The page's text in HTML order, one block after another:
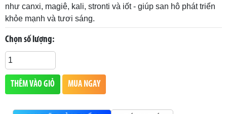
như canxi, magiê, kali, stronti và iốt - giúp san hô phát triển
khỏe mạnh và tươi sáng.
Chọn số lượng:
THÊM VÀO GIỎ MUA NGAY